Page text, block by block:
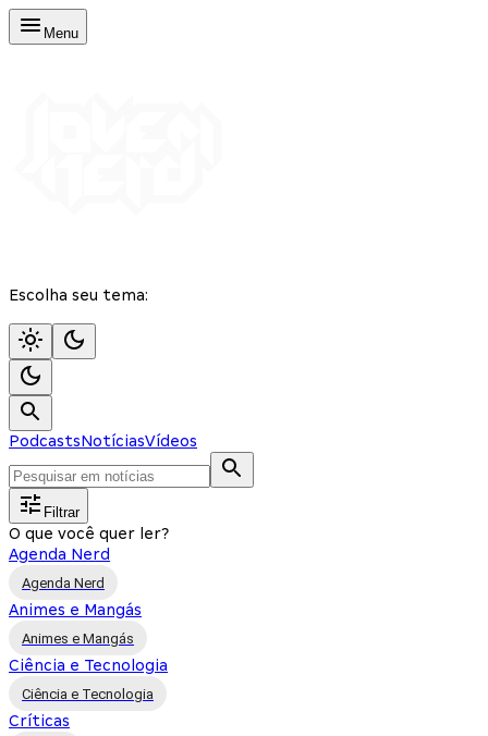
Menu
Escolha seu tema:
PodcastsNotíciasVídeos
Filtrar
O que você quer ler?
Agenda Nerd
Agenda Nerd
Animes e Mangás
Animes e Mangás
Ciência e Tecnologia
Ciência e Tecnologia
Críticas